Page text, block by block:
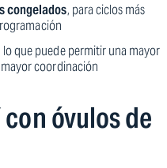
congelados, para ciclos más
lo que puede permitir una mayor
coordinación
óvulos de